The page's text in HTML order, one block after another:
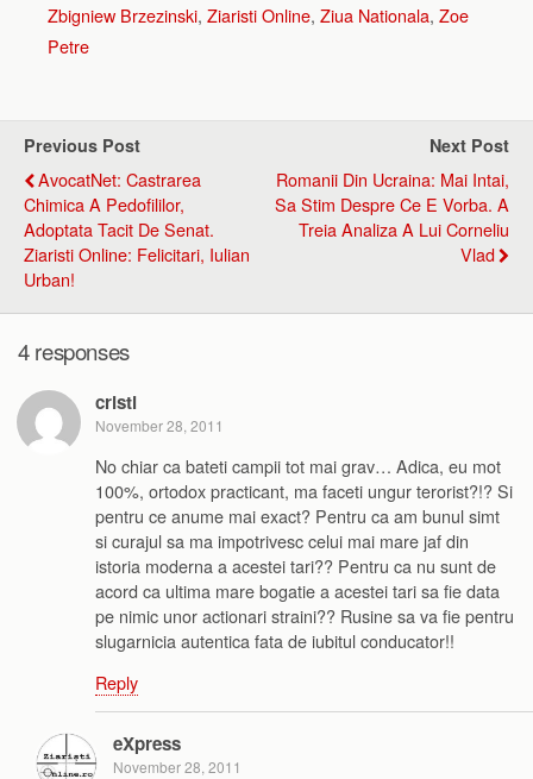
Zbigniew Brzezinski, Ziaristi Online, Ziua Nationala, Zoe
Petre
Previous Post
AvocatNet: Castrarea
Chimica A Pedofililor,
Adoptata Tacit De Senat.
Ziaristi Online: Felicitari, Iulian
Urban!
Next Post
Romanii Din Ucraina: Mai Intai,
Sa Stim Despre Ce E Vorba. A
Treia Analiza A Lui Corneliu
Vlad
4 responses
cristi
November 28, 2011
No chiar ca bateti campii tot mai grav… Adica, eu mot
100%, ortodox practicant, ma faceti ungur terorist?!? Si
pentru ce anume mai exact? Pentru ca am bunul simt
si curajul sa ma impotrivesc celui mai mare jaf din
istoria moderna a acestei tari?? Pentru ca nu sunt de
acord ca ultima mare bogatie a acestei tari sa fie data
pe nimic unor actionari straini?? Rusine sa va fie pentru
slugarnicia autentica fata de iubitul conducator!!
Reply
eXpress
November 28, 2011